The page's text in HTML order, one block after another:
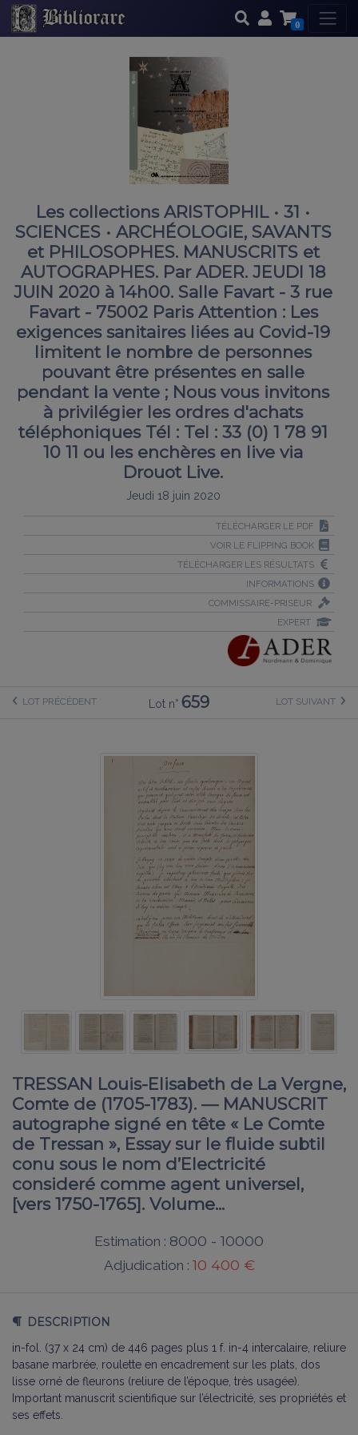
0
Les collections ARISTOPHIL • 31 •
SCIENCES • ARCHÉOLOGIE, SAVANTS
et PHILOSOPHES. MANUSCRITS et
AUTOGRAPHES. Par ADER. JEUDI 18
JUIN 2020 à 14h00. Salle Favart - 3 rue
Favart - 75002 Paris Attention : Les
exigences sanitaires liées au Covid-19
limitent le nombre de personnes
pouvant être présentes en salle
pendant la vente ; Nous vous invitons
à privilégier les ordres d'achats
téléphoniques Tél : Tel : 33 (0) 1 78 91
10 11 ou les enchères en live via
Drouot Live.
Jeudi 18 juin 2020
TÉLÉCHARGER LE PDF
VOIR LE FLIPPING BOOK
TÉLÉCHARGER LES RÉSULTATS
INFORMATIONS
COMMISSAIRE-PRISEUR
EXPERT
LOT PRÉCÉDENT Lot n° 659 LOT SUIVANT
TRESSAN Louis-Elisabeth de La Vergne,
Comte de (1705-1783). — MANUSCRIT
autographe signé en tête « Le Comte
de Tressan », Essay sur le fluide subtil
conu sous le nom d’Electricité
consideré comme agent universel,
[vers 1750-1765]. Volume...
Estimation : 8000 - 10000
Adjudication : 10 400 €
DESCRIPTION
in-fol. (37 x 24 cm) de 446 pages plus 1 f. in-4 intercalaire, reliure
basane marbrée, roulette en encadrement sur les plats, dos
lisse orné de fleurons (reliure de l’époque, très usagée).
Important manuscrit scientifique sur l’électricité, ses propriétés et
ses effets.